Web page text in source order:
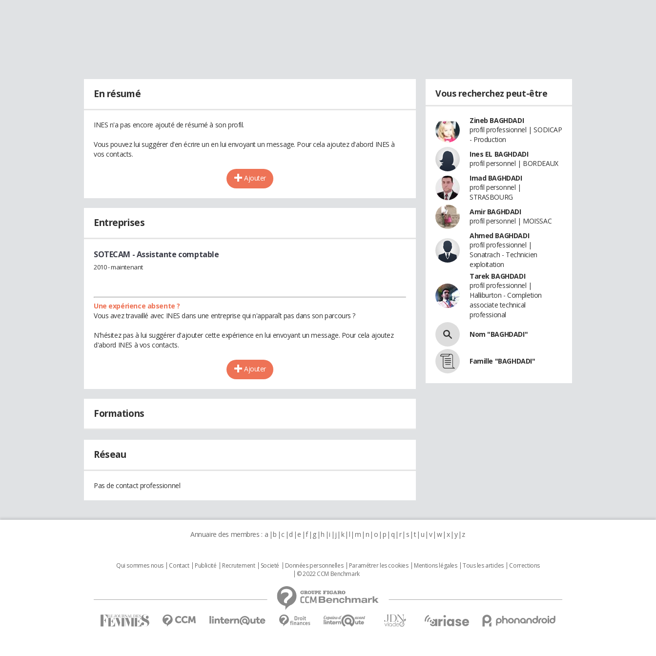
En résumé
INES n'a pas encore ajouté de résumé à son profil.
Vous pouvez lui suggérer d'en écrire un en lui envoyant un message. Pour cela ajoutez d'abord INES à
vos contacts.
Ajouter
Entreprises
SOTECAM - Assistante comptable
2010 - maintenant
Une expérience absente ?
Vous avez travaillé avec INES dans une entreprise qui n'apparaît pas dans son parcours ?
N'hésitez pas à lui suggérer d'ajouter cette expérience en lui envoyant un message. Pour cela ajoutez
d'abord INES à vos contacts.
Ajouter
Formations
Réseau
Pas de contact professionnel
Vous recherchez peut-être
Zineb BAGHDADI
profil professionnel | SODICAP
- Production
Ines EL BAGHDADI
profil personnel | BORDEAUX
Imad BAGHDADI
profil personnel |
STRASBOURG
Amir BAGHDADI
profil personnel | MOISSAC
Ahmed BAGHDADI
profil professionnel |
Sonatrach - Technicien
exploitation
Tarek BAGHDADI
profil professionnel |
Halliburton - Completion
associate technical
professional
Nom "BAGHDADI"
Famille "BAGHDADI"
Annuaire des membres : a b c d e f g h i j k l m n o p q r s t u v w x y z
Qui sommes nous Contact Publicité Recrutement Societé Données personnelles Paramétrer les cookies Mentions légales Tous les articles
Corrections
© 2022 CCM Benchmark